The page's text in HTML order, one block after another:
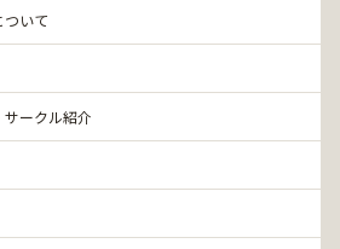
ついて
ークル紹介